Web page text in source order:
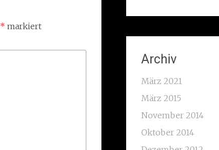
* markiert
Archiv
März 2021
März 2015
November 2014
Oktober 2014